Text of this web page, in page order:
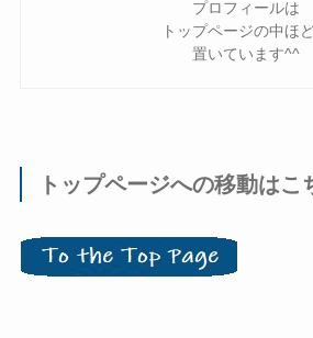
プロフィールは
トップページの中ほ
置いています^^
トップページへの移動はこ